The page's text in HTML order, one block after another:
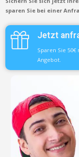
sparen Sie bei einer
Jetzt
Sparen Sie
Angebot.